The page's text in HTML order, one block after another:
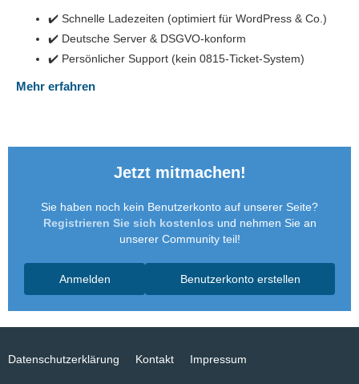
✔️ Schnelle Ladezeiten (optimiert für WordPress & Co.)
✔️ Deutsche Server & DSGVO-konform
✔️ Persönlicher Support (kein 0815-Ticket-System)
Mehr erfahren
Jetzt mitmachen!
Sie haben noch kein Benutzerkonto auf unserer Seite?
Registrieren Sie sich kostenlos und nehmen Sie an
unserer Community teil!
Benutzerkonto erstellen
Anmelden
Datenschutzerklärung Kontakt Impressum